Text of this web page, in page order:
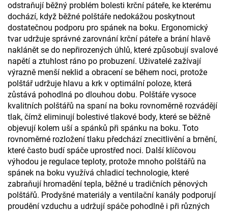
odstraňují běžný problém bolesti krční páteře, ke kterému
dochází, když běžné polštáře nedokážou poskytnout
dostatečnou podporu pro spánek na boku. Ergonomický
tvar udržuje správné zarovnání krční páteře a brání hlavě
naklánět se do nepřirozených úhlů, které způsobují svalové
napětí a ztuhlost ráno po probuzení. Uživatelé zažívají
výrazně menší neklid a obracení se během noci, protože
polštář udržuje hlavu a krk v optimální poloze, která
zůstává pohodlná po dlouhou dobu. Polštáře vysoce
kvalitních polštářů na spaní na boku rovnoměrně rozvádějí
tlak, čímž eliminují bolestivé tlakové body, které se běžně
objevují kolem uší a spánků při spánku na boku. Toto
rovnoměrné rozložení tlaku předchází znecitlivění a brnění,
které často budí spáče uprostřed noci. Další klíčovou
výhodou je regulace teploty, protože mnoho polštářů na
spánek na boku využívá chladicí technologie, které
zabraňují hromadění tepla, běžné u tradičních pěnových
polštářů. Prodyšné materiály a ventilační kanály podporují
proudění vzduchu a udržují spáče pohodlně i při různých